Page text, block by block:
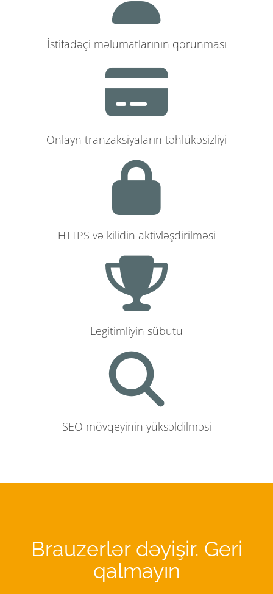
İstifadəçi məlumatlarının qorunması
Onlayn tranzaksiyaların təhlükəsizliyi
HTTPS və kilidin aktivləşdirilməsi
Legitimliyin sübutu
SEO mövqeyinin yüksəldilməsi
Brauzerlər dəyişir. Geri
qalmayın